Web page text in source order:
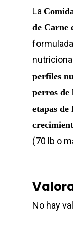
La
de Carne
perfiles
perros de
etapas de
(70 lb o
No hay